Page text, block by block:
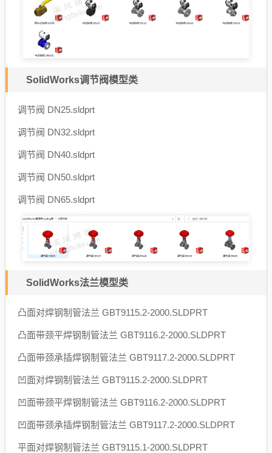
SolidWorks调节阀模型类
调节阀 DN25.sldprt
调节阀 DN32.sldprt
调节阀 DN40.sldprt
调节阀 DN50.sldprt
调节阀 DN65.sldprt
SolidWorks法兰模型类
凸面对焊钢制管法兰 GBT9115.2-2000.SLDPRT
凸面带颈平焊钢制管法兰 GBT9116.2-2000.SLDPRT
凸面带颈承插焊钢制管法兰 GBT9117.2-2000.SLDPRT
凹面对焊钢制管法兰 GBT9115.2-2000.SLDPRT
凹面带颈平焊钢制管法兰 GBT9116.2-2000.SLDPRT
凹面带颈承插焊钢制管法兰 GBT9117.2-2000.SLDPRT
平面对焊钢制管法兰 GBT9115.1-2000.SLDPRT